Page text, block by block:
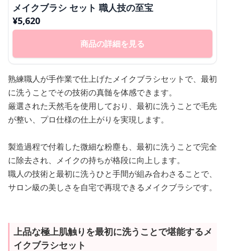
メイクブラシ セット 職人技の至宝
¥5,620
商品の詳細を見る
熟練職人が手作業で仕上げたメイクブラシセットで、最初
に洗うことでその技術の真髄を体感できます。
厳選された天然毛を使用しており、最初に洗うことで毛先
が整い、プロ仕様の仕上がりを実現します。
製造過程で付着した微細な粉塵も、最初に洗うことで完全
に除去され、メイクの持ちが格段に向上します。
職人の技術と最初に洗うひと手間が組み合わさることで、
サロン級の美しさを自宅で再現できるメイクブラシです。
上品な極上肌触りを最初に洗うことで堪能するメ
イクブラシセット